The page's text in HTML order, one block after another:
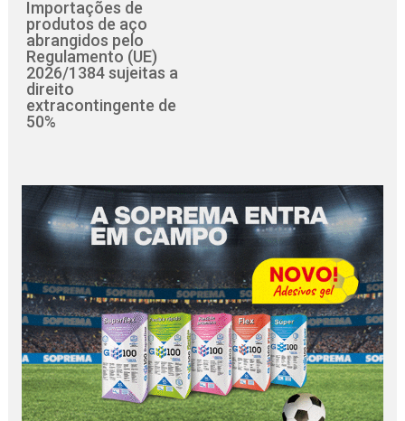
Importações de
produtos de aço
abrangidos pelo
Regulamento (UE)
2026/1384 sujeitas a
direito
extracontingente de
50%